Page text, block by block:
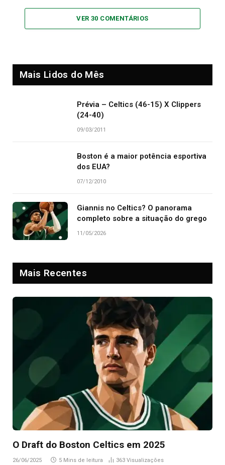
VER 30 COMENTÁRIOS
Mais Lidos do Mês
Prévia – Celtics (46-15) X Clippers
(24-40)
09/03/2011
Boston é a maior potência esportiva
dos EUA?
07/12/2010
Giannis no Celtics? O panorama
completo sobre a situação do grego
11/05/2026
Mais Recentes
O Draft do Boston Celtics em 2025
26/06/2025 5 Mins de leitura 363 Visualizações